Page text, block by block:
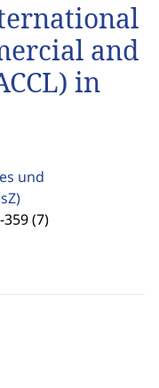
and
in
und
359 (7)